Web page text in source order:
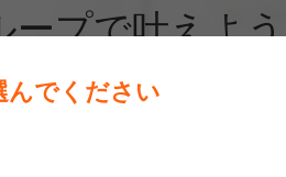
ープで叶えよう
んでください